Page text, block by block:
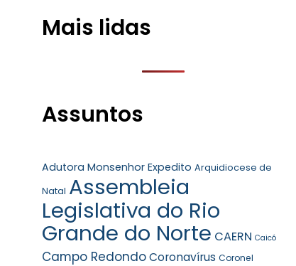
Mais lidas
Assuntos
Adutora Monsenhor Expedito Arquidiocese de
Natal Assembleia
Legislativa do Rio
Grande do Norte CAERN Caicó
Campo Redondo Coronavírus Coronel